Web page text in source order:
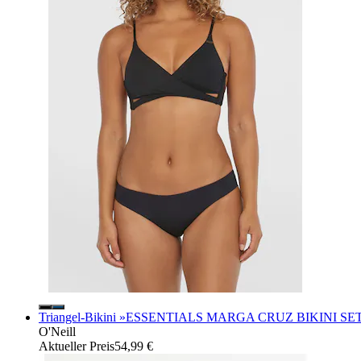
Triangel-Bikini »ESSENTIALS MARGA CRUZ BIKINI
O'Neill
Aktueller Preis54,99 €